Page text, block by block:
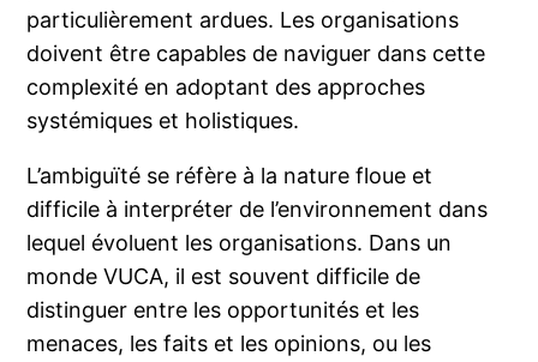
particulièrement ardues. Les organisations
doivent être capables de naviguer dans cette
complexité en adoptant des approches
systémiques et holistiques.
L’ambiguïté se réfère à la nature floue et
difficile à interpréter de l’environnement dans
lequel évoluent les organisations. Dans un
monde VUCA, il est souvent difficile de
distinguer entre les opportunités et les
menaces, les faits et les opinions, ou les